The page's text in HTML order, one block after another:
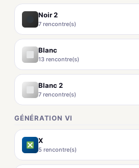
Noir 2
7 rencontre(s)
Blanc
13 rencontre(s)
Blanc 2
7 rencontre(s)
GÉNÉRATION VI
X
5 rencontre(s)